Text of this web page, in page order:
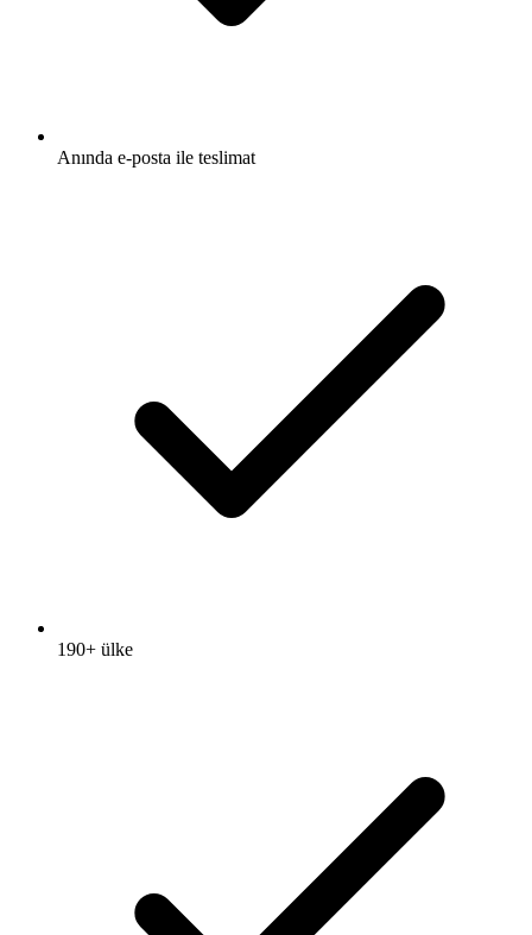
Anında e-posta ile teslimat
190+ ülke